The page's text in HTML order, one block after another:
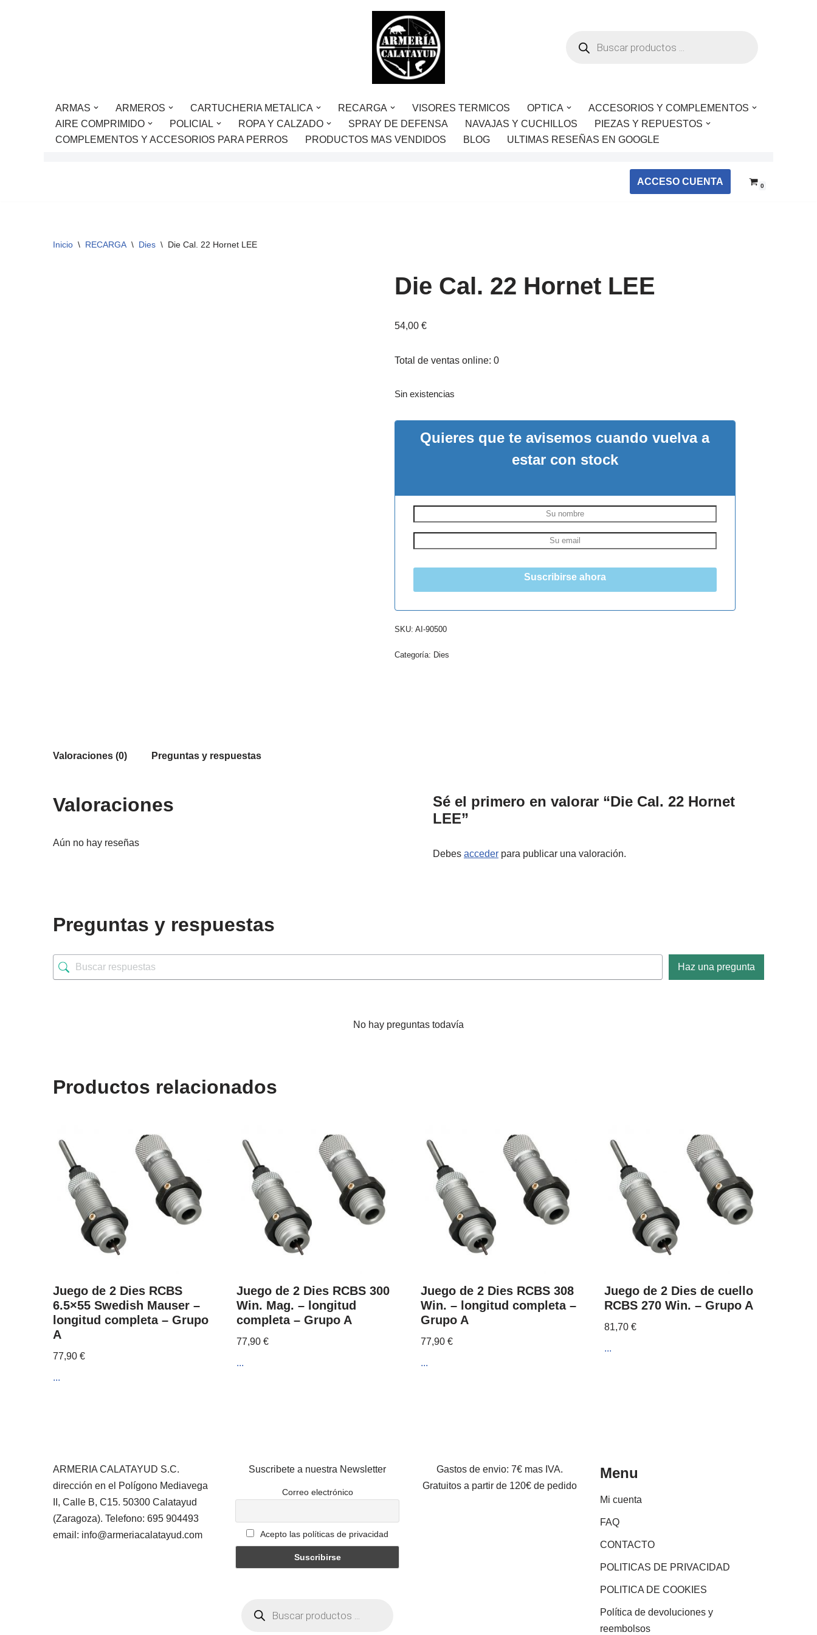
ARMAS ARMEROS CARTUCHERIA METALICA RECARGA VISORES TERMICOS OPTICA
ACCESORIOS Y COMPLEMENTOS
AIRE COMPRIMIDO
POLICIAL ROPA Y CALZADO SPRAY DE DEFENSA NAVAJAS Y CUCHILLOS
PIEZAS Y REPUESTOS
COMPLEMENTOS Y ACCESORIOS PARA PERROS
PRODUCTOS MAS VENDIDOS BLOG ULTIMAS RESEÑAS EN GOOGLE
ACCESO CUENTA 0
Inicio \ RECARGA \ Dies \ Die Cal. 22 Hornet LEE
Die Cal. 22 Hornet LEE
54,00 €
Total de ventas online: 0
Sin existencias
Quieres que te avisemos cuando vuelva a
estar con stock
Suscribirse ahora
SKU: AI-90500
Categoría: Dies
Valoraciones (0) Preguntas y respuestas
Valoraciones
Aún no hay reseñas
Sé el primero en valorar “Die Cal. 22 Hornet
LEE”
Debes acceder para publicar una valoración.
Preguntas y respuestas
Haz una pregunta
No hay preguntas todavía
Productos relacionados
Juego de 2 Dies RCBS
6.5×55 Swedish Mauser –
longitud completa – Grupo
A
77,90 €
...
Juego de 2 Dies RCBS 300
Win. Mag. – longitud
completa – Grupo A
77,90€
...
Juego de 2 Dies RCBS 308
Win. – longitud completa –
Grupo A
77,90 €
...
Juego de 2 Dies de cuello
RCBS 270 Win. – Grupo A
81,70€
...
ARMERIA CALATAYUD S.C.
dirección en el Polígono Mediavega
II, Calle B, C15. 50300 Calatayud
(Zaragoza). Telefono: 695 904493
email: info@armeriacalatayud.com
Suscribete a nuestra Newsletter
Correo electrónico
Acepto las políticas de privacidad
Gastos de envio: 7€ mas IVA.
Gratuitos a partir de 120€ de pedido
Menu
Mi cuenta
FAQ
CONTACTO
POLITICAS DE PRIVACIDAD
POLITICA DE COOKIES
Política de devoluciones y
reembolsos